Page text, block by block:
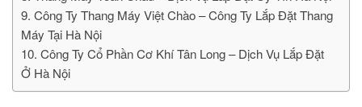
9. Công Ty Thang Máy Việt Chào – Công Ty Lắp Đặt Thang
Máy Tại Hà Nội
10. Công Ty Cổ Phần Cơ Khí Tân Long – Dịch Vụ Lắp Đặt
Ở Hà Nội